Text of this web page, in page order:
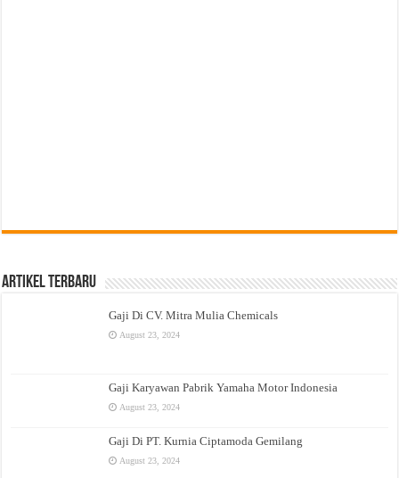
Artikel Terbaru
Gaji Di CV. Mitra Mulia Chemicals
August 23, 2024
Gaji Karyawan Pabrik Yamaha Motor Indonesia
August 23, 2024
Gaji Di PT. Kurnia Ciptamoda Gemilang
August 23, 2024